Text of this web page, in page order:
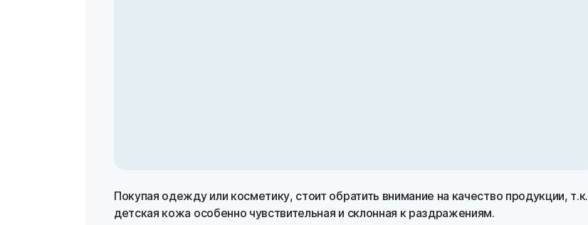
Покупая одежду или косметику, стоит обратить внимание на качество продукции, т.к.
детская кожа особенно чувствительная и склонная к раздражениям.